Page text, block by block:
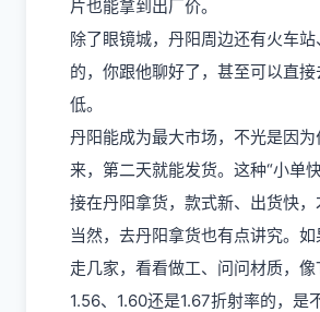
片也能拿到出厂价。
除了眼镜城，丹阳周边还有火车
的，你跟他聊好了，甚至可以直
低。
丹阳能成为最大市场，不光是因
来，第二天就能发货。这种“小单
接在丹阳拿货，款式新、出货快，
当然，去丹阳拿货也有点讲究。
走几家，看看做工、问问材质，
1.56、1.60还是1.67折射率的，是